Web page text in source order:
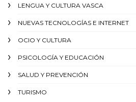
LENGUA Y CULTURA VASCA
NUEVAS TECNOLOGÍAS E INTERNET
OCIO Y CULTURA
PSICOLOGÍA Y EDUCACIÓN
SALUD Y PREVENCIÓN
TURISMO